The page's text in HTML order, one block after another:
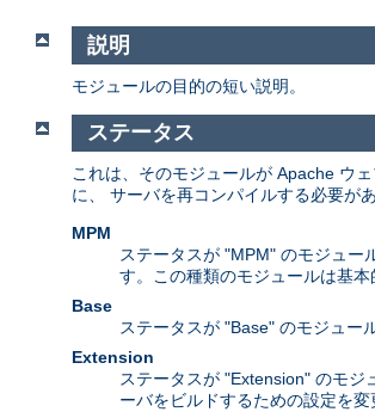
説明
モジュールの目的の短い説明。
ステータス
これは、そのモジュールが Apache ウ
に、 サーバを再コンパイルする必要が
MPM
ステータスが "MPM" のモジュー
す。この種類のモジュールは基
Base
ステータスが "Base" のモジュー
Extension
ステータスが "Extension" のモ
ーバをビルドするための設定を